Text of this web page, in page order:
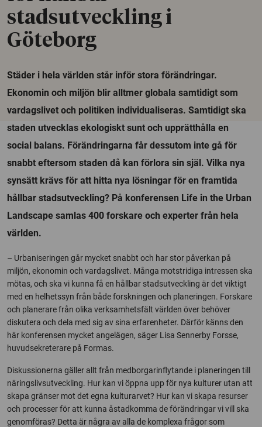
stadsutveckling i
Göteborg
Städer i hela världen står inför stora förändringar.
Ekonomin och miljön blir alltmer globala samtidigt som
vardagslivet och politiken individualiseras. Samtidigt ska
staden utvecklas ekologiskt sunt och upprätthålla en
social balans. Förändringarna får dessutom inte gå för
snabbt eftersom staden då kan förlora sin själ. Vilka nya
synsätt krävs för att hitta nya lösningar för en framtida
hållbar stadsutveckling? På konferensen Life in the Urban
Landscape samlas 400 forskare och experter från hela
världen.
– Urbaniseringen går mycket snabbt och har stor påverkan på
miljön, ekonomin och vardagslivet. Många motstridiga intressen ska
mötas, och ska vi kunna få en hållbar stadsutveckling är det viktigt
med en helhetssyn från både forskningen och planeringen. Forskare
och planerare från olika verksamhetsfält världen över behöver
diskutera och dela med sig av sina erfarenheter. Därför känns den
här konferensen mycket angelägen, säger Lisa Sennerby Forsse,
huvudsekreterare på Formas.
Diskussionerna gäller allt från medborgarinflytande i planeringen till
näringslivsutveckling. Hur kan vi öppna upp för nya kulturer utan att
skapa gränser mot det egna kulturarvet? Hur kan vi skapa resurser
och processer för att kunna åstadkomma de förändringar vi vill ska
genomföras? Detta är några av alla de komplexa frågor som